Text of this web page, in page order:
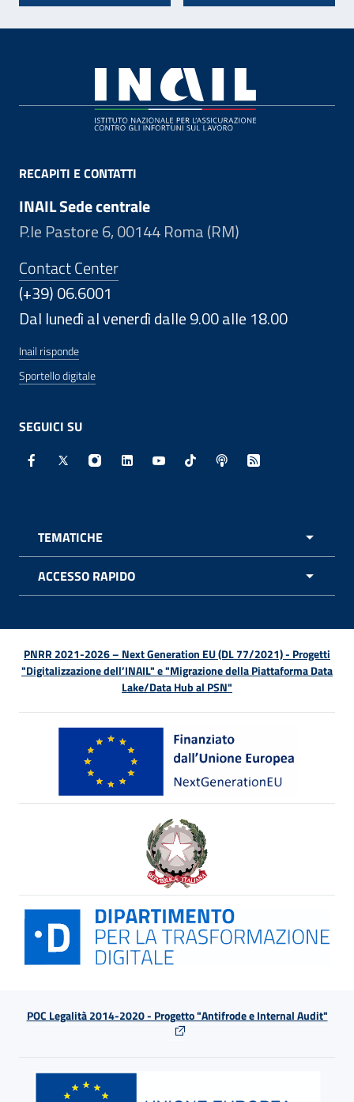
RECAPITI E CONTATTI
INAIL Sede centrale
P.le Pastore 6, 00144 Roma (RM)
Contact Center
(+39) 06.6001
Dal lunedì al venerdì dalle 9.00 alle 18.00
Inail risponde
Sportello digitale
SEGUICI SU
Facebook - Sito esterno - Apertura in nuova finestra
X - Sito esterno - Apertura in nuova finestra
Instagram - Sito esterno - Apertura in
Linkedin - Sito esterno - Apertura in
Youtube - Sito esterno -
TikTok - Sito esterno -
Spreaker - Sito
Feed RSS -
TEMATICHE
ACCESSO RAPIDO
PNRR 2021-2026 – Next Generation EU (DL 77/2021) - Progetti
"Digitalizzazione dell’INAIL" e "Migrazione della Piattaforma Data
Lake/Data Hub al PSN"
POC Legalità 2014-2020 - Progetto "Antifrode e Internal Audit"